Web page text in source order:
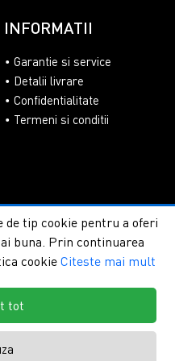
INFORMATII
Garantie si service
Detalii livrare
Confidentialitate
Termeni si conditii
| Toate drepturile
online by ITeXclusiv.ro
tip cookie pentru a oferi
buna. Prin continuarea
cookieCiteste mai mult
tot